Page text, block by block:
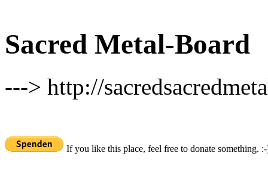
Sacred Metal-Board
---> http://
If you like this place, feel free to donate something.